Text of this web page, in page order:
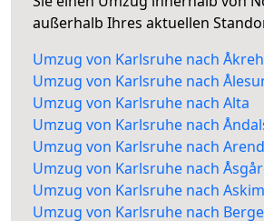
außerhalb Ihres aktuellen
Umzug von Karlsruhe nach
Umzug von Karlsruhe nach
Umzug von Karlsruhe nach Alta
Umzug von Karlsruhe nach
Umzug von Karlsruhe nach
Umzug von Karlsruhe nach
Umzug von Karlsruhe nach Askim
Umzug von Karlsruhe nach